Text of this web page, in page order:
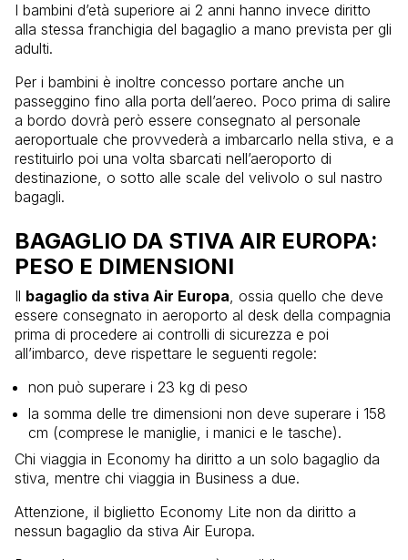
I bambini d’età superiore ai 2 anni hanno invece diritto
alla stessa franchigia del bagaglio a mano prevista per gli
adulti.
Per i bambini è inoltre concesso portare anche un
passeggino fino alla porta dell’aereo. Poco prima di salire
a bordo dovrà però essere consegnato al personale
aeroportuale che provvederà a imbarcarlo nella stiva, e a
restituirlo poi una volta sbarcati nell’aeroporto di
destinazione, o sotto alle scale del velivolo o sul nastro
bagagli.
BAGAGLIO DA STIVA AIR EUROPA:
PESO E DIMENSIONI
Il bagaglio da stiva Air Europa, ossia quello che deve
essere consegnato in aeroporto al desk della compagnia
prima di procedere ai controlli di sicurezza e poi
all’imbarco, deve rispettare le seguenti regole:
non può superare i 23 kg di peso
la somma delle tre dimensioni non deve superare i 158
cm (comprese le maniglie, i manici e le tasche).
Chi viaggia in Economy ha diritto a un solo bagaglio da
stiva, mentre chi viaggia in Business a due.
Attenzione, il biglietto Economy Lite non da diritto a
nessun bagaglio da stiva Air Europa.